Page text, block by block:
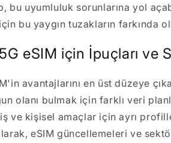
bu uyumluluk sorunlarına yol
bu yaygın tuzakların farkında
eSIM için İpuçları ve
avantajlarını en üst düzeye
olanı bulmak için farklı veri
ve kişisel amaçlar için ayrı
eSIM güncellemeleri ve